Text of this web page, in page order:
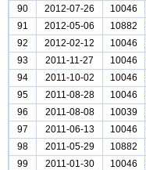
90
2012-07-26 10046
91
2012-05-06 10882
92
2012-02-12 10046
93
2011-11-27 10046
94
2011-10-02 10046
95
2011-08-28 10046
96
2011-08-08 10039
97
2011-06-13 10046
98
2011-05-29 10882
99
2011-01-30 10046